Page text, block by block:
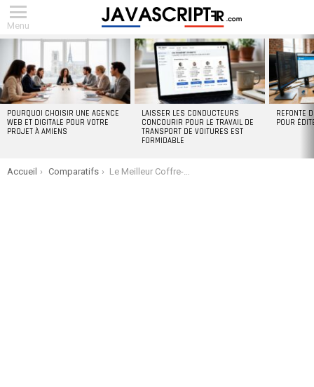
Menu
POURQUOI CHOISIR UNE AGENCE
WEB ET DIGITALE POUR VOTRE
PROJET À AMIENS
LAISSER LES CONDUCTEURS
CONCOURIR POUR LE TRAVAIL DE
TRANSPORT DE VOITURES EST
FORMIDABLE
REFONTE
POUR
You are here:
Accueil Comparatifs Le Meilleur Coffre-Fort 2026